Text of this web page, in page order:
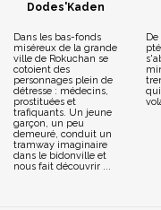
Dodes'Kaden
Dans les bas-fonds
miséreux de la grande
ville de Rokuchan se
cotoient des
personnages plein de
détresse : médecins,
prostituées et
trafiquants. Un jeune
garçon, un peu
demeuré, conduit un
tramway imaginaire
dans le bidonville et
nous fait découvrir ...